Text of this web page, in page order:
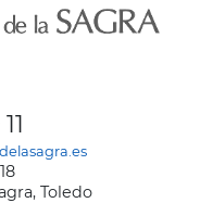
Toledo